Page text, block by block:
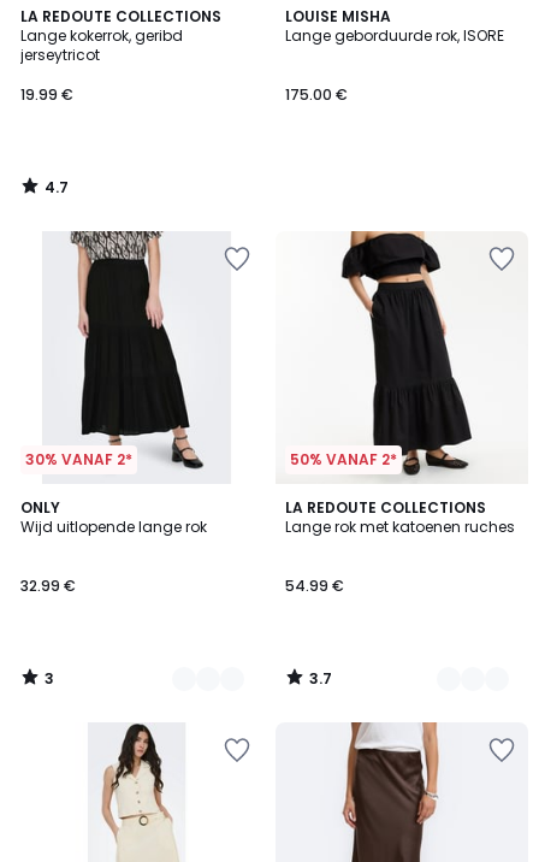
LA REDOUTE COLLECTIONS
Lange kokerrok, geribd
jerseytricot
19.99 €
4.7
/ 5
4.7
/
LOUISE MISHA
Lange geborduurde rok, ISORE
175.00 €
30% VANAF 2*
ONLY
Wijd uitlopende lange rok
32.99 €
3
/
2
Kleuren
3
/
50% VANAF 2*
LA REDOUTE COLLECTIONS
Lange rok met katoenen ruches
54.99 €
3.7
/ 5
2
Kleuren
3.7
/